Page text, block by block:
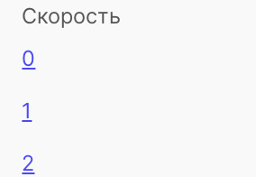
Скорость
0
1
2